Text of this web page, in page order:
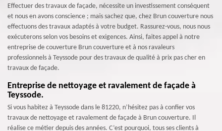
Effectuer des travaux de façade, nécessite un investissement conséquent
et nous en avons conscience ; mais sachez que, chez Brun couverture nous
effectuons des travaux adaptés à votre budget. Rassurez-vous, nous nous
exécuterons selon vos besoins et exigences. Ainsi, faites appel à notre
entreprise de couverture Brun couverture et à nos ravaleurs
professionnels à Teyssode pour des travaux de qualité à prix pas cher en
travaux de façade.
Entreprise de nettoyage et ravalement de façade à
Teyssode.
Si vous habitez à Teyssode dans le 81220, n’hésitez pas à confier vos
travaux de nettoyage et ravalement de façade à Brun couverture. Il
réalise ce métier depuis des années. C’est pourquoi, tous ses clients à